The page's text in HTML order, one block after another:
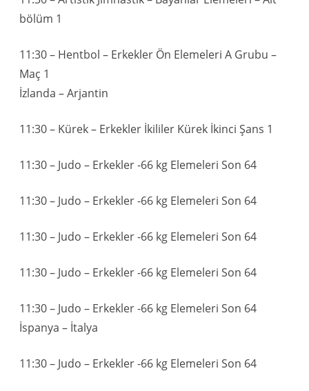
bölüm 1
11:30 – Hentbol – Erkekler Ön Elemeleri A Grubu –
Maç 1
İzlanda – Arjantin
11:30 – Kürek – Erkekler İkililer Kürek İkinci Şans 1
11:30 – Judo – Erkekler -66 kg Elemeleri Son 64
11:30 – Judo – Erkekler -66 kg Elemeleri Son 64
11:30 – Judo – Erkekler -66 kg Elemeleri Son 64
11:30 – Judo – Erkekler -66 kg Elemeleri Son 64
11:30 – Judo – Erkekler -66 kg Elemeleri Son 64
İspanya – İtalya
11:30 – Judo – Erkekler -66 kg Elemeleri Son 64